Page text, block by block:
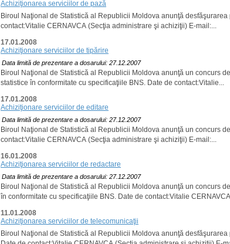
Achiziţionarea serviciilor de pază
Biroul Naţional de Statistică al Republicii Moldova anunţă
contact:Vitalie CERNAVCA (Secţia administrare şi achiziţii) E-mail:...
17.01.2008
Achiziţionare serviciilor de tipărire
Data limită de prezentare a dosarului: 27.12.2007
Biroul Naţional de Statistică al Republicii Moldova anunţă un concurs
statistice în conformitate cu specificaţiile BNS. Date de contact:Vitalie...
17.01.2008
Achiziţionare serviciilor de editare
Data limită de prezentare a dosarului: 27.12.2007
Biroul Naţional de Statistică al Republicii Moldova anunţă un concurs
contact:Vitalie CERNAVCA (Secţia administrare şi achiziţii) E-mail:...
16.01.2008
Achiziţionarea serviciilor de redactare
Data limită de prezentare a dosarului: 27.12.2007
Biroul Naţional de Statistică al Republicii Moldova anunţă un concurs
în conformitate cu specificaţiile BNS. Date de contact:Vitalie
11.01.2008
Achiziţionarea serviciilor de telecomunicaţii
Biroul Naţional de Statistică al Republicii Moldova anunţă